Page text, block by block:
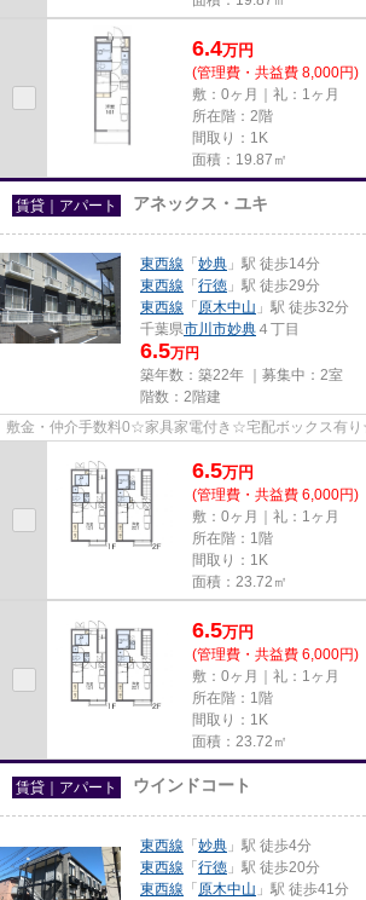
6.4万円
(管理費・共益費 8,000円)
敷：0ヶ月｜礼：1ヶ月
所在階：2階
間取り：1K
面積：19.87㎡
賃貸｜アパート アネックス・ユキ
東西線 「 妙典 」駅 徒歩14分
東西線 「 行徳 」駅 徒歩29分
東西線 「 原木中山 」駅 徒歩32分
千葉県市川市妙典 ４丁目
6.5万円
築年数：築22年 ｜募集中： 2室
階数：2階建
敷金・仲介手数料0☆家具家電付き☆宅配ボックス有
6.5万円
(管理費・共益費 6,000円)
敷：0ヶ月｜礼：1ヶ月
所在階：1階
間取り：1K
面積：23.72㎡
6.5万円
(管理費・共益費 6,000円)
敷：0ヶ月｜礼：1ヶ月
所在階：1階
間取り：1K
面積：23.72㎡
賃貸｜アパート ウインドコート
東西線 「 妙典 」駅 徒歩4分
東西線 「 行徳 」駅 徒歩20分
東西線 「 原木中山 」駅 徒歩41分